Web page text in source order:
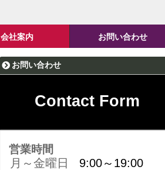
会社案内 お問い合わせ
お問い合わせ
Contact Form
営業時間
月～金曜日 9:00～19:00